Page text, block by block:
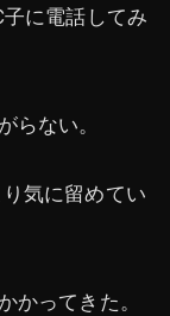
に電話してみ
らない。
気に留めてい
かってきた。